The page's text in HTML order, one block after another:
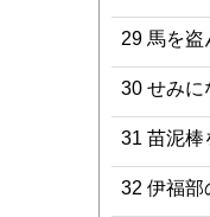
29 馬を
30 せみ
31 苗泥
32 伊福